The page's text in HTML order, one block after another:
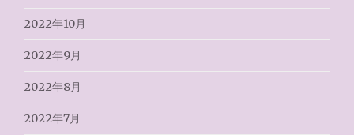
2022年10月
2022年9月
2022年8月
2022年7月